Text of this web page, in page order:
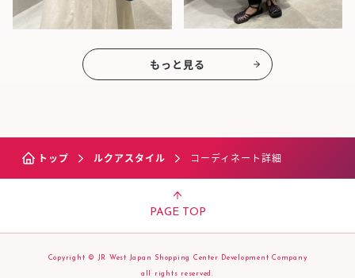
もっと見る
トップ ルクアスタイル コーディネート詳細
PAGE TOP
Copyright © JR West Japan Shopping Center Development Company
all rights reserved.